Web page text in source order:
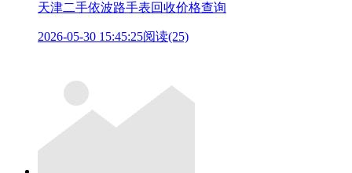
天津二手依波路手表回收价格查询
2026-05-30 15:45:25阅读(25)